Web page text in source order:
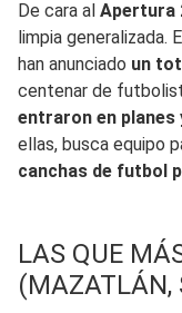
De cara al Apertura
limpia generalizada.
han anunciado un
centenar de
entraron en planes
ellas, busca equipo
canchas de futbol
LAS QUE
(MAZATLÁN,